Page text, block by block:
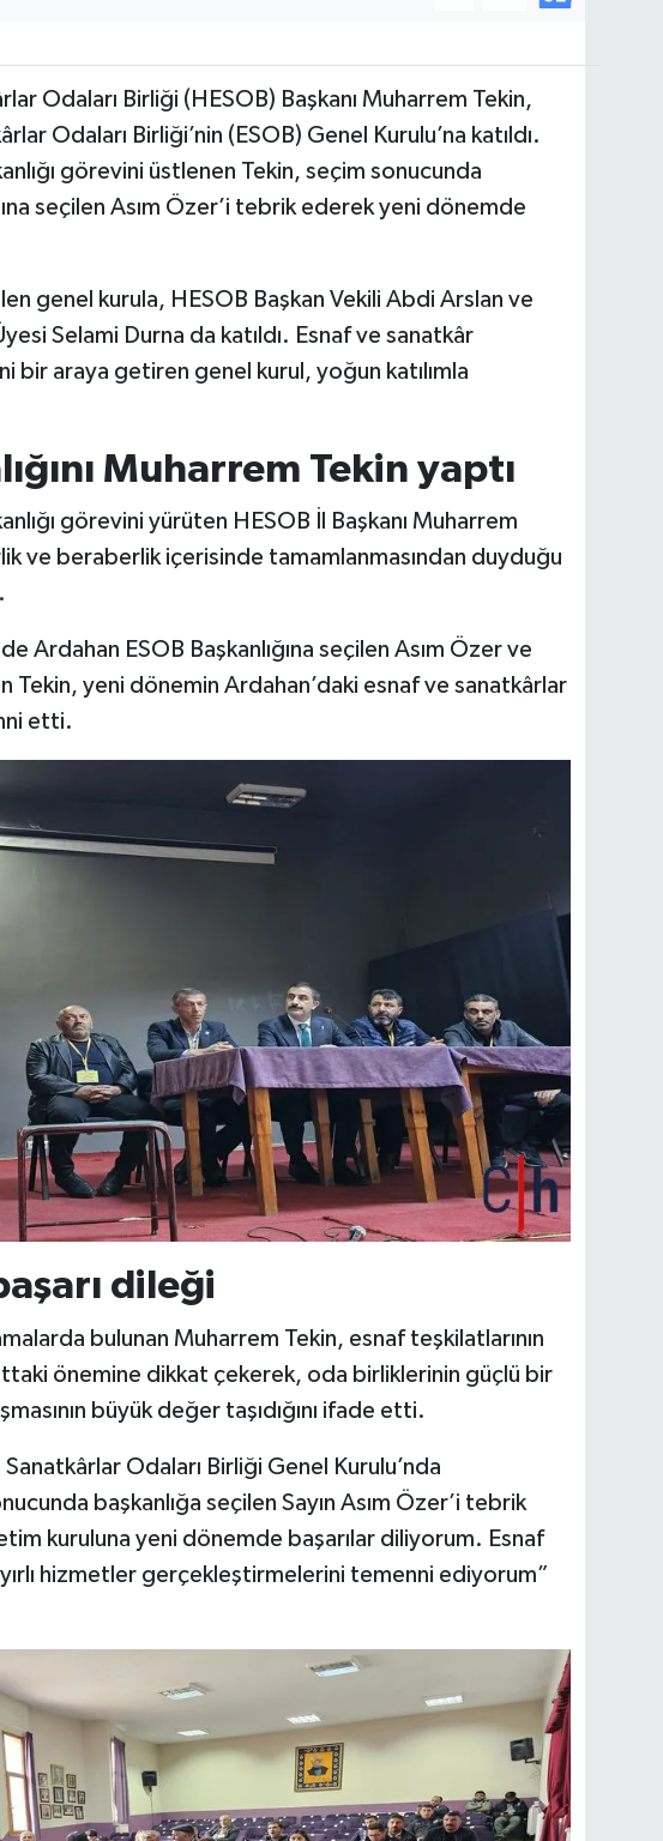
Odaları Birliği (HESOB) Başkanı Muharrem Tekin,
Odaları Birliği’nin (ESOB) Genel Kurulu’na katıldı.
görevini üstlenen Tekin, seçim sonucunda
seçilen Asım Özer’i tebrik ederek yeni dönemde
genel kurula, HESOB Başkan Vekili Abdi Arslan ve
Selami Durna da katıldı. Esnaf ve sanatkâr
bir araya getiren genel kurul, yoğun katılımla
Muharrem Tekin yaptı
görevini yürüten HESOB İl Başkanı Muharrem
ve beraberlik içerisinde tamamlanmasından duyduğu
Ardahan ESOB Başkanlığına seçilen Asım Özer ve
Tekin, yeni dönemin Ardahan’daki esnaf ve sanatkârlar
etti.
dileği
bulunan Muharrem Tekin, esnaf teşkilatlarının
önemine dikkat çekerek, oda birliklerinin güçlü bir
büyük değer taşıdığını ifade etti.
Odaları Birliği Genel Kurulu’nda
başkanlığa seçilen Sayın Asım Özer’i tebrik
kuruluna yeni dönemde başarılar diliyorum. Esnaf
hizmetler gerçekleştirmelerini temenni ediyorum”